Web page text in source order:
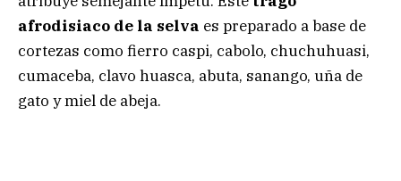
afrodisiaco de la selva es preparado a base de
cortezas como fierro caspi, cabolo, chuchuhuasi,
cumaceba, clavo huasca, abuta, sanango, uña de
gato y miel de abeja.